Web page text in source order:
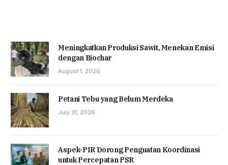
Meningkatkan Produksi Sawit, Menekan Emisi
dengan Biochar
August 1, 2026
Petani Tebu yang Belum Merdeka
July 31, 2026
Aspek-PIR Dorong Penguatan Koordinasi
untuk Percepatan PSR